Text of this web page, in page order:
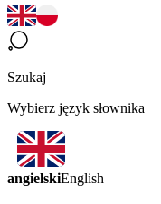
Szukaj
Wybierz język słownika
angielskiEnglish